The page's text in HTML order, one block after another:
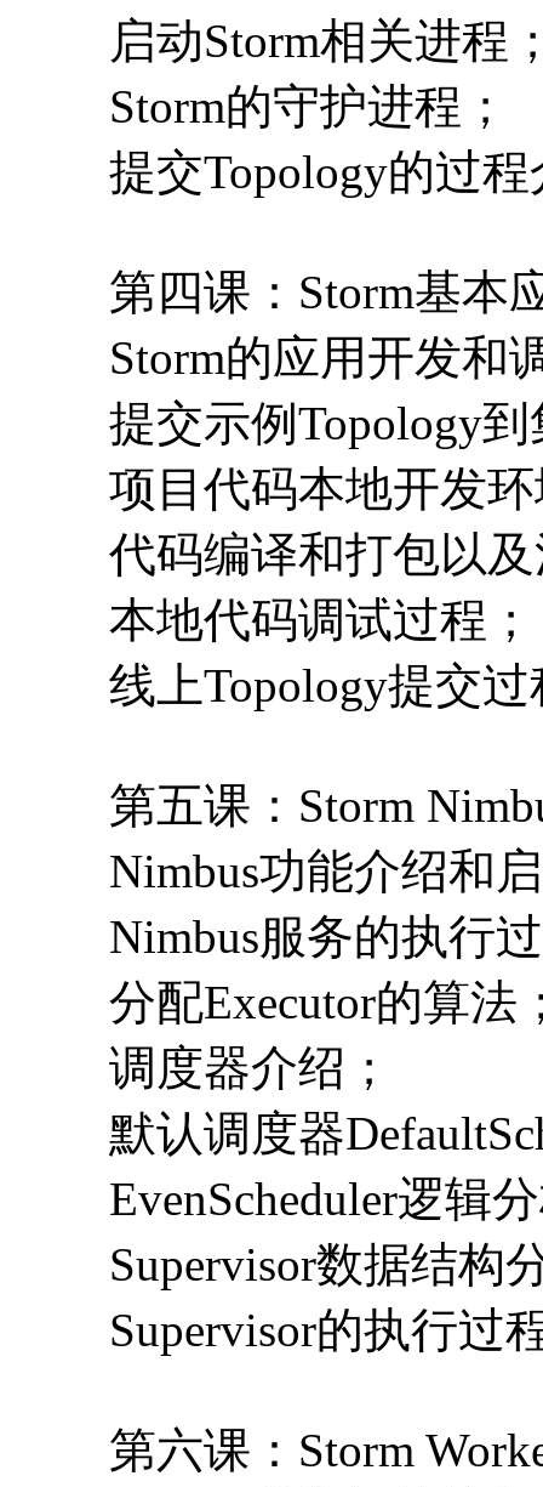
启动Storm相关进程
Storm的守护进程；
提交Topology的过
第四课：Storm基本
Storm的应用开发和
提交示例Topology
项目代码本地开发
代码编译和打包以
本地代码调试过程；
线上Topology提交
第五课：Storm
Nimbus功能介绍和
Nimbus服务的执行
分配Executor的算法
调度器介绍；
默认调度器
EvenScheduler逻辑
Supervisor数据结构
Supervisor的执行过
第六课：Storm